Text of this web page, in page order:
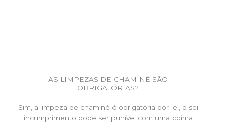
AS LIMPEZAS DE CHAMINÉ SÃO
OBRIGATÓRIAS?
Sim, a limpeza de chaminé é obrigatória por lei, o sei
incumprimento pode ser punível com uma coima